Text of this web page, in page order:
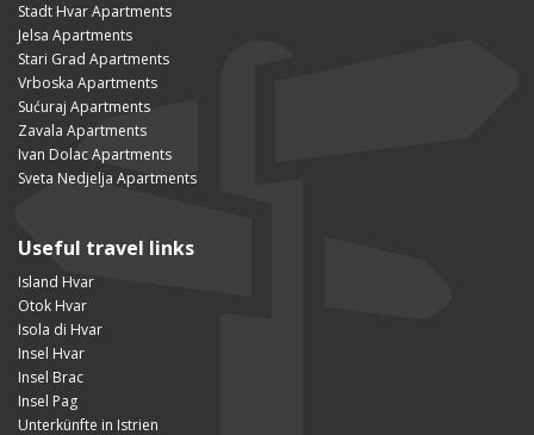
Stadt Hvar Apartments
Jelsa Apartments
Stari Grad Apartments
Vrboska Apartments
Sućuraj Apartments
Zavala Apartments
Ivan Dolac Apartments
Sveta Nedjelja Apartments
Useful travel links
Island Hvar
Otok Hvar
Isola di Hvar
Insel Hvar
Insel Brac
Insel Pag
Unterkünfte in Istrien